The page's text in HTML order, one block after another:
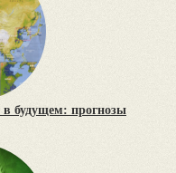
в будущем: прогнозы